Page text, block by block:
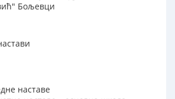
Бољевци
наставе